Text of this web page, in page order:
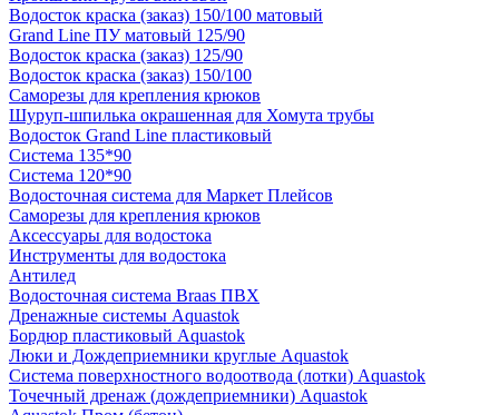
Водосток краска (заказ) 150/100 матовый
Grand Line ПУ матовый 125/90
Водосток краска (заказ) 125/90
Водосток краска (заказ) 150/100
Саморезы для крепления крюков
Шуруп-шпилька окрашенная для Хомута трубы
Водосток Grand Line пластиковый
Система 135*90
Система 120*90
Водосточная система для Маркет Плейсов
Саморезы для крепления крюков
Аксессуары для водостока
Инструменты для водостока
Антилед
Водосточная система Braas ПВХ
Дренажные системы Aquastok
Бордюр пластиковый Aquastok
Люки и Дождеприемники круглые Aquastok
Система поверхностного водоотвода (лотки) Aquastok
Точечный дренаж (дождеприемники) Aquastok